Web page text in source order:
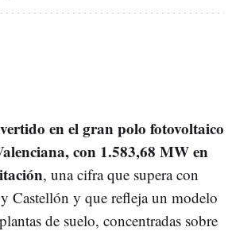
en el gran polo fotovoltaico
con 1.583,68 MW en
, una cifra que supera con
Castellón y que refleja un modelo
de suelo, concentradas sobre